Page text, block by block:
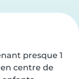
presque 1
centre de